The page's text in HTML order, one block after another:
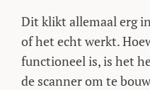
Dit klikt allemaal erg
of het echt werkt.
functioneel is, is het
de scanner om te